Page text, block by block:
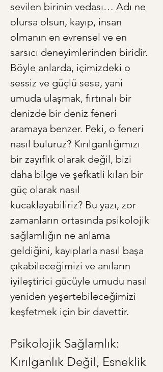
sevilen birinin vedası… Adı ne
olursa olsun, kayıp, insan
olmanın en evrensel ve en
sarsıcı deneyimlerinden biridir.
Böyle anlarda, içimizdeki o
sessiz ve güçlü sese, yani
umuda ulaşmak, fırtınalı bir
denizde bir deniz feneri
aramaya benzer. Peki, o feneri
nasıl buluruz? Kırılganlığımızı
bir zayıflık olarak değil, bizi
daha bilge ve şefkatli kılan bir
güç olarak nasıl
kucaklayabiliriz? Bu yazı, zor
zamanların ortasında psikolojik
sağlamlığın ne anlama
geldiğini, kayıplarla nasıl başa
çıkabileceğimizi ve anıların
iyileştirici gücüyle umudu nasıl
yeniden yeşertebileceğimizi
keşfetmek için bir davettir.
Psikolojik Sağlamlık:
Kırılganlık Değil, Esneklik